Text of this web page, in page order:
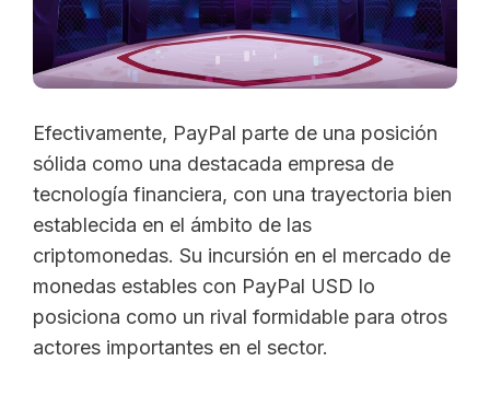
Efectivamente, PayPal parte de una posición
sólida como una destacada empresa de
tecnología financiera, con una trayectoria bien
establecida en el ámbito de las
criptomonedas. Su incursión en el mercado de
monedas estables con PayPal USD lo
posiciona como un rival formidable para otros
actores importantes en el sector.